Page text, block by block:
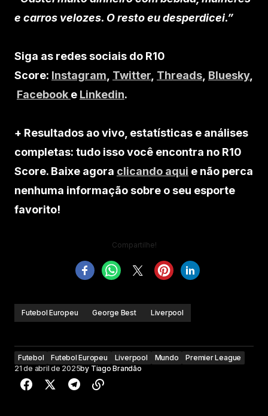
e carros velozes. O resto eu desperdicei.”
Siga as redes sociais do R10
Score: Instagram, Twitter, Threads, Bluesky,
Facebook e Linkedin.
+ Resultados ao vivo, estatísticas e análises
completas: tudo isso você encontra no R10
Score. Baixe agora clicando aqui e não perca
nenhuma informação sobre o seu esporte
favorito!
Compartilhe!
Futebol Europeu George Best Liverpool
Futebol Futebol Europeu Liverpool Mundo
Premier League
21 de abril de 2025by Tiago Brandão